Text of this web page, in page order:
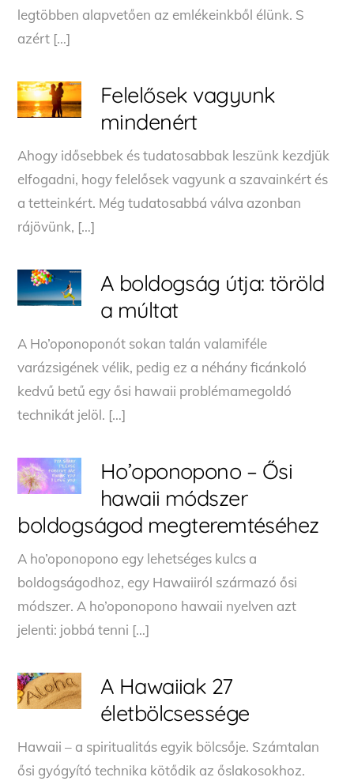
legtöbben alapvetően az emlékeinkből élünk. S
azért […]
Felelősek vagyunk
mindenért
Ahogy idősebbek és tudatosabbak leszünk kezdjük
elfogadni, hogy felelősek vagyunk a szavainkért és
a tetteinkért. Még tudatosabbá válva azonban
rájövünk, […]
A boldogság útja: töröld
a múltat
A Ho’oponoponót sokan talán valamiféle
varázsigének vélik, pedig ez a néhány ficánkoló
kedvű betű egy ősi hawaii problémamegoldó
technikát jelöl. […]
Ho’oponopono – Ősi
hawaii módszer
boldogságod megteremtéséhez
A ho’oponopono egy lehetséges kulcs a
boldogságodhoz, egy Hawaiiról származó ősi
módszer. A ho’oponopono hawaii nyelven azt
jelenti: jobbá tenni […]
A Hawaiiak 27
életbölcsessége
Hawaii – a spiritualitás egyik bölcsője. Számtalan
ősi gyógyító technika kötődik az őslakosokhoz.